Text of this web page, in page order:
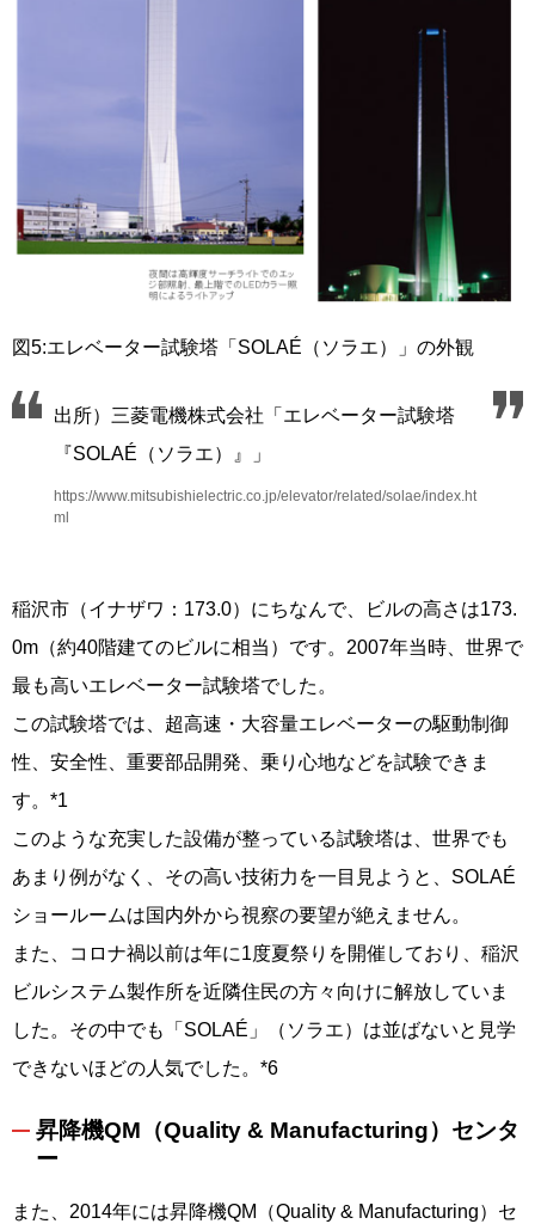
図5:エレベーター試験塔「SOLAÉ（ソラエ）」の外観
出所）三菱電機株式会社「エレベーター試験塔
『SOLAÉ（ソラエ）』」
https://www.mitsubishielectric.co.jp/elevator/related/solae/index.ht
ml
稲沢市（イナザワ：173.0）にちなんで、ビルの高さは173.
0m（約40階建てのビルに相当）です。2007年当時、世界で
最も高いエレベーター試験塔でした。
この試験塔では、超高速・大容量エレベーターの駆動制御
性、安全性、重要部品開発、乗り心地などを試験できま
す。*1
このような充実した設備が整っている試験塔は、世界でも
あまり例がなく、その高い技術力を一目見ようと、SOLAÉ
ショールームは国内外から視察の要望が絶えません。
また、コロナ禍以前は年に1度夏祭りを開催しており、稲沢
ビルシステム製作所を近隣住民の方々向けに解放していま
した。その中でも「SOLAÉ」（ソラエ）は並ばないと見学
できないほどの人気でした。*6
昇降機QM（Quality & Manufacturing）センタ
ー
また、2014年には昇降機QM（Quality & Manufacturing）セ